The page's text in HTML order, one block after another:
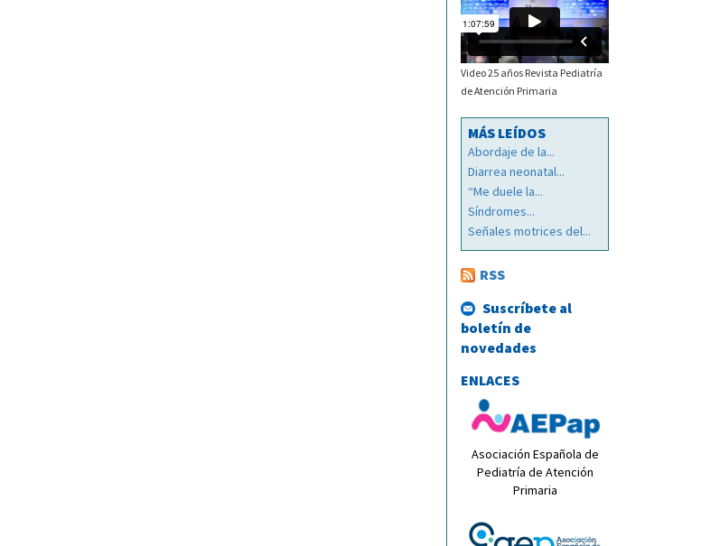
Video 25 años Revista Pediatría
de Atención Primaria
MÁS LEÍDOS
Abordaje de la...
Diarrea neonatal...
“Me duele la...
Síndromes...
Señales motrices del...
RSS
Suscríbete al
boletín de
novedades
ENLACES
Asociación Española de
Pediatría de Atención
Primaria